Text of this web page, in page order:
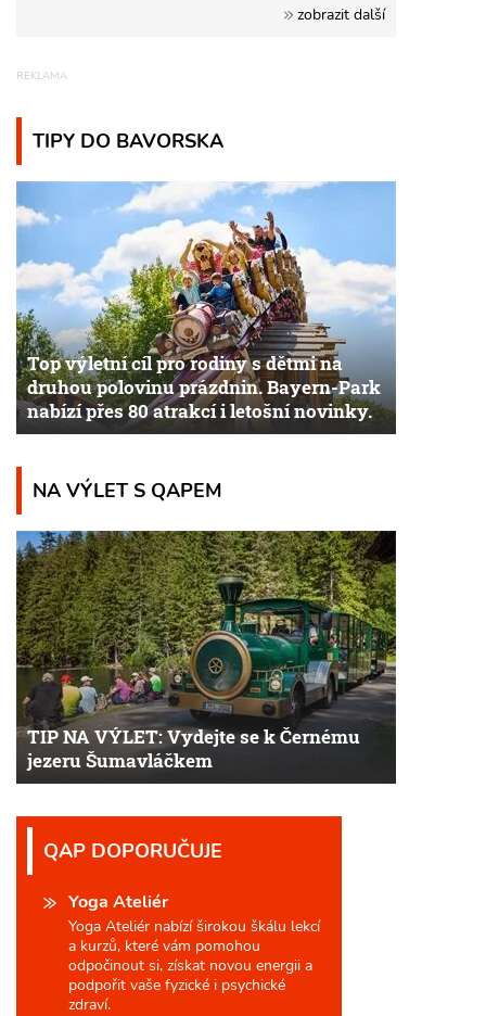
zobrazit další
TIPY DO BAVORSKA
Top výletní cíl pro rodiny s dětmi na
druhou polovinu prázdnin. Bayern-Park
nabízí přes 80 atrakcí i letošní novinky.
NA VÝLET S QAPEM
TIP NA VÝLET: Vydejte se k Černému
jezeru Šumavláčkem
QAP DOPORUČUJE
Yoga Ateliér
Yoga Ateliér nabízí širokou škálu lekcí
a kurzů, které vám pomohou
odpočinout si, získat novou energii a
podpořit vaše fyzické i psychické
zdraví.